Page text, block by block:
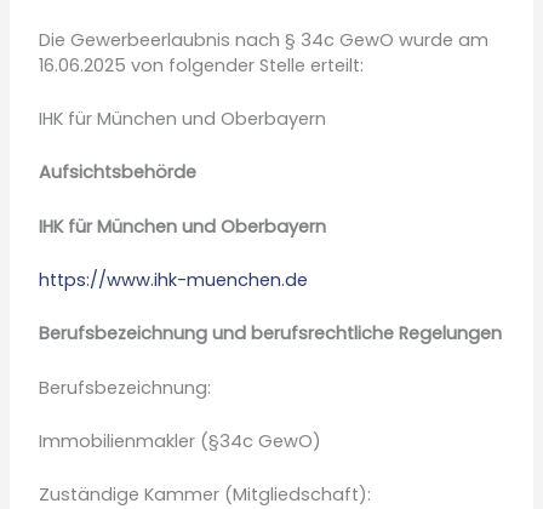
Die Gewerbeerlaubnis nach § 34c GewO wurde am
16.06.2025 von folgender Stelle erteilt:
IHK für München und Oberbayern
Aufsichtsbehörde
IHK für München und Oberbayern
https://www.ihk-muenchen.de
Berufsbezeichnung und berufsrechtliche Regelungen
Berufsbezeichnung:
Immobilienmakler (§34c GewO)
Zuständige Kammer (Mitgliedschaft):